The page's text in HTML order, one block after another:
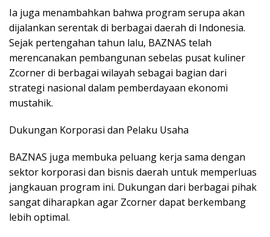
Ia juga menambahkan bahwa program serupa akan
dijalankan serentak di berbagai daerah di Indonesia.
Sejak pertengahan tahun lalu, BAZNAS telah
merencanakan pembangunan sebelas pusat kuliner
Zcorner di berbagai wilayah sebagai bagian dari
strategi nasional dalam pemberdayaan ekonomi
mustahik.
Dukungan Korporasi dan Pelaku Usaha
BAZNAS juga membuka peluang kerja sama dengan
sektor korporasi dan bisnis daerah untuk memperluas
jangkauan program ini. Dukungan dari berbagai pihak
sangat diharapkan agar Zcorner dapat berkembang
lebih optimal.